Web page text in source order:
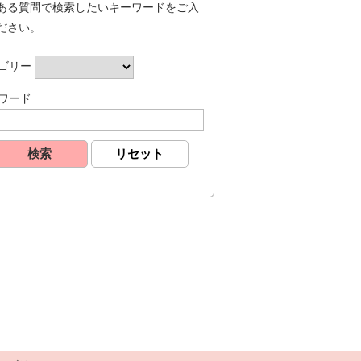
る質問で検索したいキーワードをご入
さい。
リー
ード